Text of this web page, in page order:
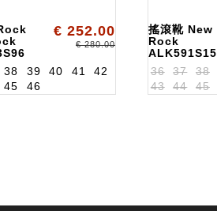
€ 252.00
€ 280.00
38 39 40 41
42
45 46
搖滾靴 New
Rock
ALK591S15
36 37 38
43
44 45